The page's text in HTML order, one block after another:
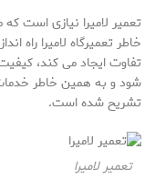
تعمیر لامیرا نیازی است
خاطر تعمیرگاه لامیرا راه
تفاوت ایجاد می کند،
شود و به همین خاطر
تشریح شده است.
تعمیر لامیرا